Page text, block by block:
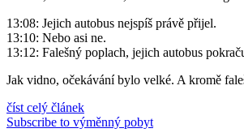
13:08: Jejich autobus nejspíš právě přijel.
13:10: Nebo asi ne.
13:12: Falešný poplach, jejich autobus
Jak vidno, očekávání bylo velké. A kromě
číst celý článek
Subscribe to výměnný pobyt